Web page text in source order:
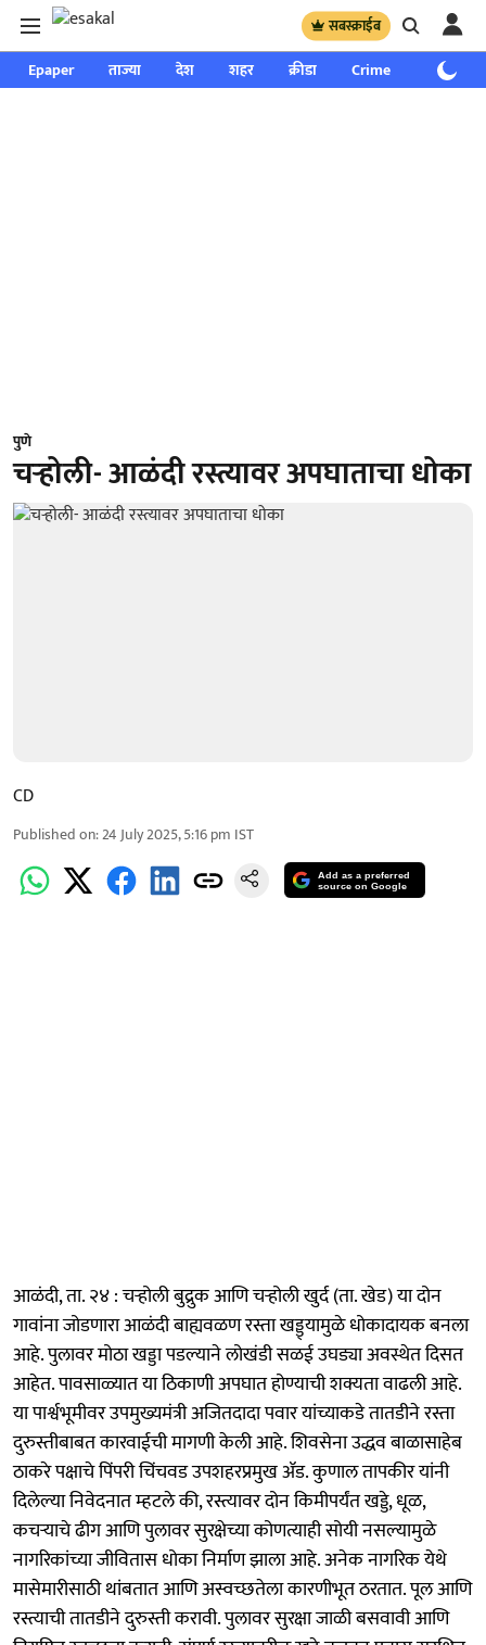
सबस्क्राईब
Epaper ताज्या देश शहर क्रीडा Crime साप्ताहिक
पुणे
चऱ्होली- आळंदी रस्त्यावर अपघाताचा धोका
CD
Published on:24 July 2025, 5:16 pm IST
Add as a preferred
source on Google
आळंदी, ता. २४ : चऱ्होली बुद्रुक आणि चऱ्होली खुर्द (ता. खेड) या दोन
गावांना जोडणारा आळंदी बाह्यवळण रस्ता खड्ड्यामुळे धोकादायक बनला
आहे. पुलावर मोठा खड्डा पडल्याने लोखंडी सळई उघड्या अवस्थेत दिसत
आहेत. पावसाळ्यात या ठिकाणी अपघात होण्याची शक्यता वाढली आहे.
या पार्श्वभूमीवर उपमुख्यमंत्री अजितदादा पवार यांच्याकडे तातडीने रस्ता
दुरुस्तीबाबत कारवाईची मागणी केली आहे. शिवसेना उद्धव बाळासाहेब
ठाकरे पक्षाचे पिंपरी चिंचवड उपशहरप्रमुख ॲड. कुणाल तापकीर यांनी
दिलेल्या निवेदनात म्हटले की, रस्त्यावर दोन किमीपर्यंत खड्डे, धूळ,
कचऱ्याचे ढीग आणि पुलावर सुरक्षेच्या कोणत्याही सोयी नसल्यामुळे
नागरिकांच्या जीवितास धोका निर्माण झाला आहे. अनेक नागरिक येथे
मासेमारीसाठी थांबतात आणि अस्वच्छतेला कारणीभूत ठरतात. पूल आणि
रस्त्याची तातडीने दुरुस्ती करावी. पुलावर सुरक्षा जाळी बसवावी आणि